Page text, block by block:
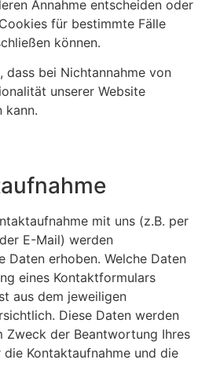
Annahme entscheiden oder
für bestimmte Fälle
können.
dass bei Nichtannahme von
unserer Website
kann.
mit uns (z.B. per
E-Mail) werden
Daten erhoben. Welche Daten
eines Kontaktformulars
aus dem jeweiligen
Diese Daten werden
Zweck der Beantwortung Ihres
Kontaktaufnahme und die